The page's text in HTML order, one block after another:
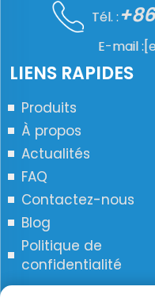
LIENS RAPIDES
Produits
À propos
Actualités
FAQ
Contactez-nous
Blog
Politique de
confidentialité
Tél. :
E-mail :